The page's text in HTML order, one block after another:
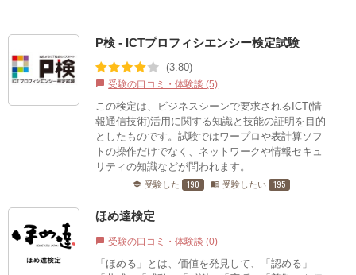
P検 - ICTプロフィシエンシー検定試験
(3.80)
chat_bubble 受験の口コミ・体験談 (5)
この検定は、ビジネスシーンで要求されるICT(情
報通信技術)活用に関する知識と技能の証明を目的
としたものです。試験ではワープロや表計算ソフ
トの操作だけでなく、ネットワークや情報セキュ
リティの知識などが問われます。
school 受験した 190 menu_book 受験したい 195
ほめ達検定
chat_bubble 受験の口コミ・体験談 (0)
「ほめる」とは、価値を発見して、「認める」